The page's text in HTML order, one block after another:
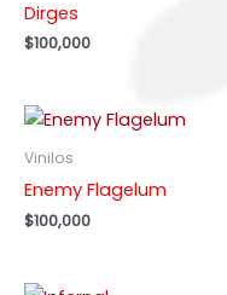
Dirges
$100,000
Vinilos
Enemy Flagelum
$100,000